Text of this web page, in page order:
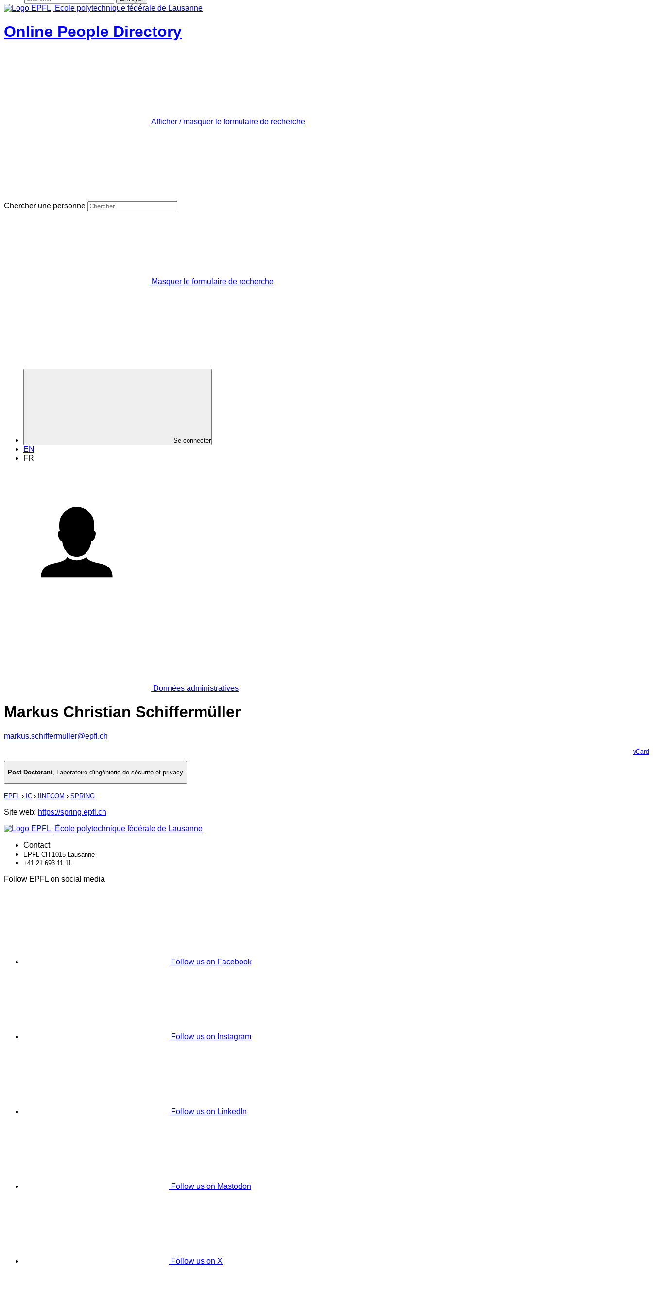
Online People Directory
Afficher / masquer le formulaire de recherche
Chercher une personne
Masquer le formulaire de recherche
Se connecter
EN
FR
Données administratives
Markus Christian Schiffermüller
markus.schiffermuller@epfl.ch
vCard
Post-Doctorant, Laboratoire d'ingéniérie de sécurité et privacy
EPFL › IC › IINFCOM › SPRING
Site web: https://spring.epfl.ch
Contact
EPFL CH-1015 Lausanne
+41 21 693 11 11
Follow EPFL on social media
Follow us on Facebook
Follow us on Instagram
Follow us on LinkedIn
Follow us on Mastodon
Follow us on X